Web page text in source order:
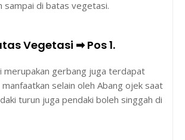
sampai di batas vegetasi.
Vegetasi ➡ Pos 1.
merupakan gerbang juga terdapat
selain oleh Abang ojek saat
turun juga pendaki boleh singgah di